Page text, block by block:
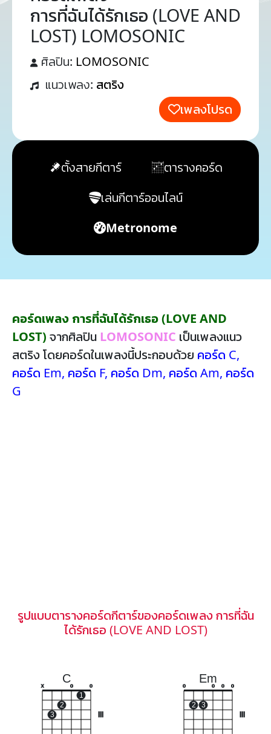
การที่ฉันได้รักเธอ (LOVE AND
LOST) LOMOSONIC
ศิลปิน: LOMOSONIC
แนวเพลง: สตริง
เพลงโปรด
ตั้งสายกีตาร์
ตารางคอร์ด
เล่นกีตาร์ออนไลน์
Metronome
คอร์ดเพลง การที่ฉันได้รักเธอ (LOVE AND
LOST) จากศิลปิน LOMOSONIC เป็นเพลงแนว
สตริง โดยคอร์ดในเพลงนี้ประกอบด้วย คอร์ด C,
คอร์ด Em, คอร์ด F, คอร์ด Dm, คอร์ด Am, คอร์ด
G
รูปแบบตารางคอร์ดกีตาร์ของคอร์ดเพลง การที่ฉัน
ได้รักเธอ (LOVE AND LOST)
C
x
3
2
o
1
o
Em
o
2 3
o o o